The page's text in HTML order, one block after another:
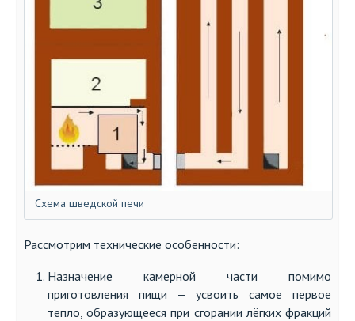
Схема шведской печи
Рассмотрим технические особенности:
Назначение камерной части помимо
приготовления пищи — усвоить самое первое
тепло, образующееся при сгорании лёгких фракций